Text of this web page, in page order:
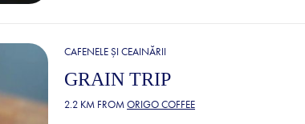
CAFENELE ȘI CEAINĂRII
GRAIN TRIP
2.2 KM FROMORIGO COFFEE